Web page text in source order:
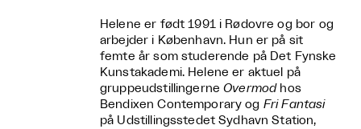
Helene er født 1991 i Rødovre og bor og
arbejder i København. Hun er på sit
femte år som studerende på Det Fynske
Kunstakademi. Helene er aktuel på
gruppeudstillingerneOvermodhos
Bendixen Contemporary og Fri Fantasi
på Udstillingsstedet Sydhavn Station,